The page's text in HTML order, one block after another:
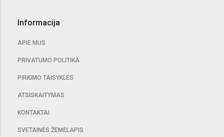
Informacija
APIE MUS
PRIVATUMO POLITIKA
PIRKIMO TAISYKLĖS
ATSISKAITYMAS
KONTAKTAI
SVETAINĖS ŽEMĖLAPIS